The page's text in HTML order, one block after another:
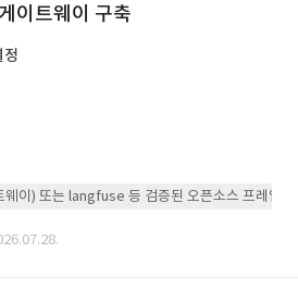
이트웨이 구축
정
이) 또는 langfuse 등 검증된 오픈소스 프레임워